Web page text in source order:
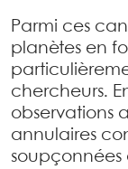
Parmi ces
planètes en
chercheurs.
observations
annulaires
soupçonnées